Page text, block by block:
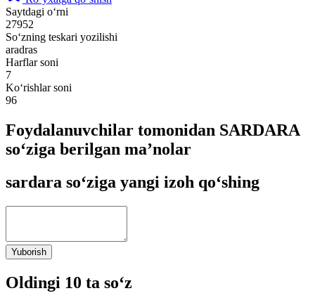
Saytdagi o‘rni
27952
So‘zning teskari yozilishi
aradras
Harflar soni
7
Ko‘rishlar soni
96
Foydalanuvchilar tomonidan SARDARA
so‘ziga berilgan ma’nolar
sardara so‘ziga yangi izoh qo‘shing
Yuborish
Oldingi 10 ta so‘z